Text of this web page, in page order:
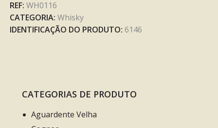
REF: WH0116
CATEGORIA: Whisky
IDENTIFICAÇÃO DO PRODUTO: 6146
CATEGORIAS DE PRODUTO
Aguardente Velha